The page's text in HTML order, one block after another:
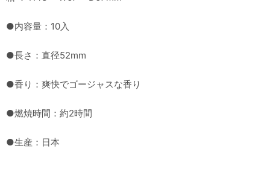
●内容量：10入
●長さ：直径52mm
●香り：爽快でゴージャスな香り
●燃焼時間：約2時間
●生産：日本